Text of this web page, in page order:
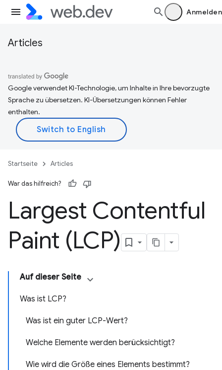
Anmelden
Articles
Google verwendet KI-Technologie, um Inhalte in Ihre bevorzugte
Sprache zu übersetzen. KI-Übersetzungen können Fehler
enthalten.
Startseite Articles
War das hilfreich?
Largest Contentful
Paint (LCP)
Auf dieser Seite
Was ist LCP?
Was ist ein guter LCP-Wert?
Welche Elemente werden berücksichtigt?
Wie wird die Größe eines Elements bestimmt?